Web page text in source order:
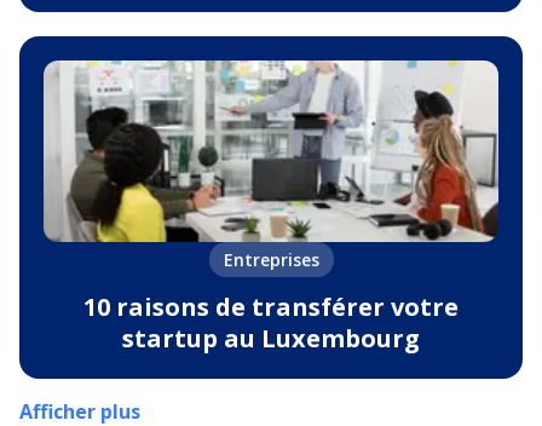
Entreprises
10 raisons de transférer votre
startup au Luxembourg
Afficher plus